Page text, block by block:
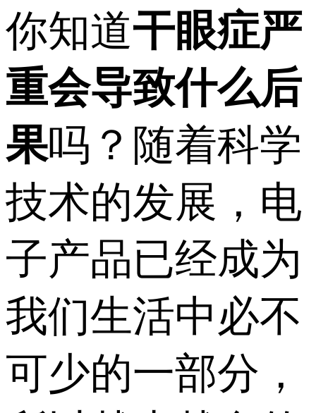
你知道干眼症严
重会导致什么后
果吗？随着科学
技术的发展，电
子产品已经成为
我们生活中必不
可少的一部分，